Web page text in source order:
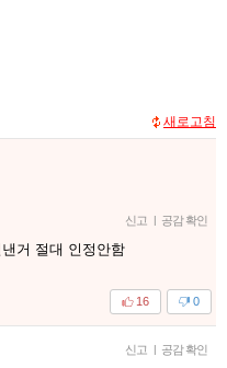
새로고침
신고 | 공감 확인
거 절대 인정안함
0
16
신고 | 공감 확인